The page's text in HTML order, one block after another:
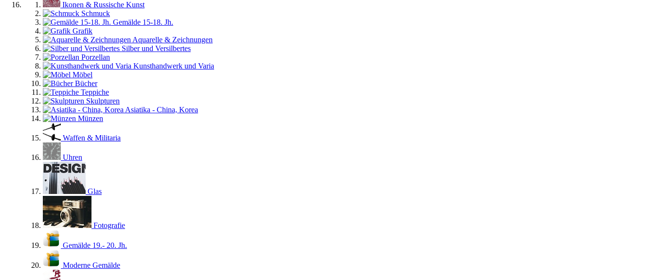
Ikonen & Russische Kunst
Schmuck
Gemälde 15-18. Jh.
Grafik
Aquarelle & Zeichnungen
Silber und Versilbertes
Porzellan
Kunsthandwerk und Varia
Möbel
Bücher
Teppiche
Skulpturen
Asiatika - China, Korea
Münzen
Waffen & Militaria
Uhren
Glas
Fotografie
Gemälde 19.- 20. Jh.
Moderne Gemälde